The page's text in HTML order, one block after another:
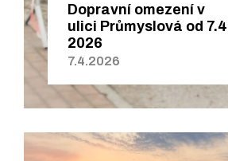
Dopravní omezení v
ulici Průmyslová od
2026
7.4.2026